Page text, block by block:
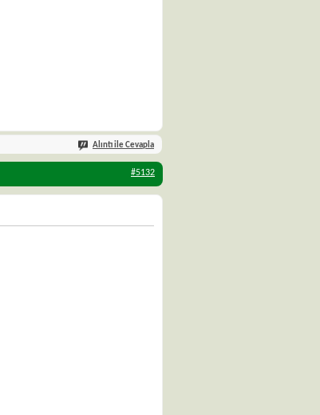
Alıntı ile Cevapla
#5132